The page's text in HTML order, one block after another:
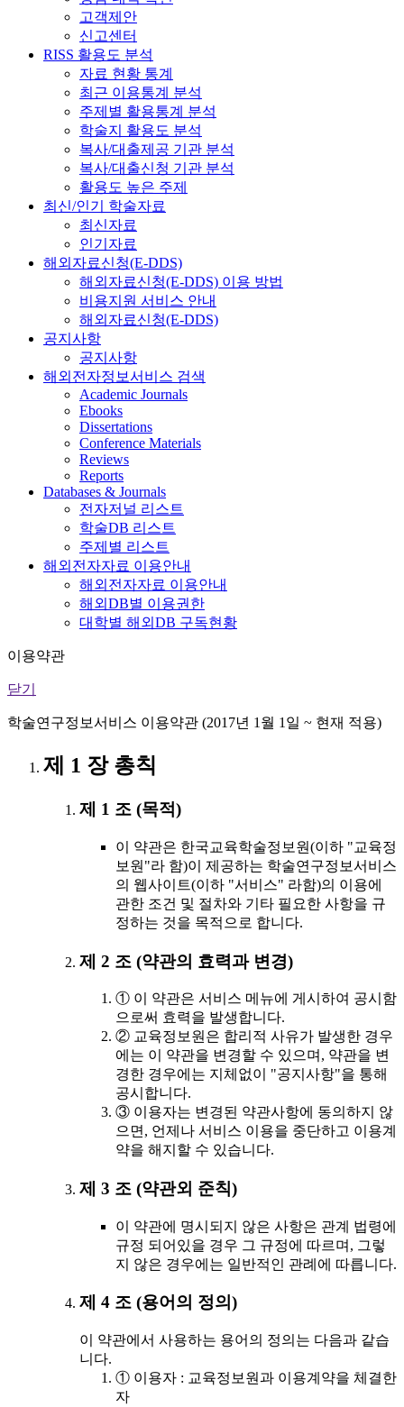
고객제안
신고센터
RISS 활용도 분석
자료 현황 통계
최근 이용통계 분석
주제별 활용통계 분석
학술지 활용도 분석
복사/대출제공 기관 분석
복사/대출신청 기관 분석
활용도 높은 주제
최신/인기 학술자료
최신자료
인기자료
해외자료신청(E-DDS)
해외자료신청(E-DDS) 이용 방법
비용지원 서비스 안내
해외자료신청(E-DDS)
공지사항
공지사항
해외전자정보서비스 검색
Academic Journals
Ebooks
Dissertations
Conference Materials
Reviews
Reports
Databases & Journals
전자저널 리스트
학술DB 리스트
주제별 리스트
해외전자자료 이용안내
해외전자자료 이용안내
해외DB별 이용권한
대학별 해외DB 구독현황
이용약관
닫기
학술연구정보서비스 이용약관 (2017년 1월 1일 ~ 현재 적용)
제 1 장 총칙
제 1 조 (목적)
이 약관은 한국교육학술정보원(이하 "교육정
보원"라 함)이 제공하는 학술연구정보서비스
의 웹사이트(이하 "서비스" 라함)의 이용에
관한 조건 및 절차와 기타 필요한 사항을 규
정하는 것을 목적으로 합니다.
제 2 조 (약관의 효력과 변경)
① 이 약관은 서비스 메뉴에 게시하여 공시함
으로써 효력을 발생합니다.
② 교육정보원은 합리적 사유가 발생한 경우
에는 이 약관을 변경할 수 있으며, 약관을 변
경한 경우에는 지체없이 "공지사항"을 통해
공시합니다.
③ 이용자는 변경된 약관사항에 동의하지 않
으면, 언제나 서비스 이용을 중단하고 이용계
약을 해지할 수 있습니다.
제 3 조 (약관외 준칙)
이 약관에 명시되지 않은 사항은 관계 법령에
규정 되어있을 경우 그 규정에 따르며, 그렇
지 않은 경우에는 일반적인 관례에 따릅니다.
제 4 조 (용어의 정의)
이 약관에서 사용하는 용어의 정의는 다음과 같습
니다.
① 이용자 : 교육정보원과 이용계약을 체결한
자